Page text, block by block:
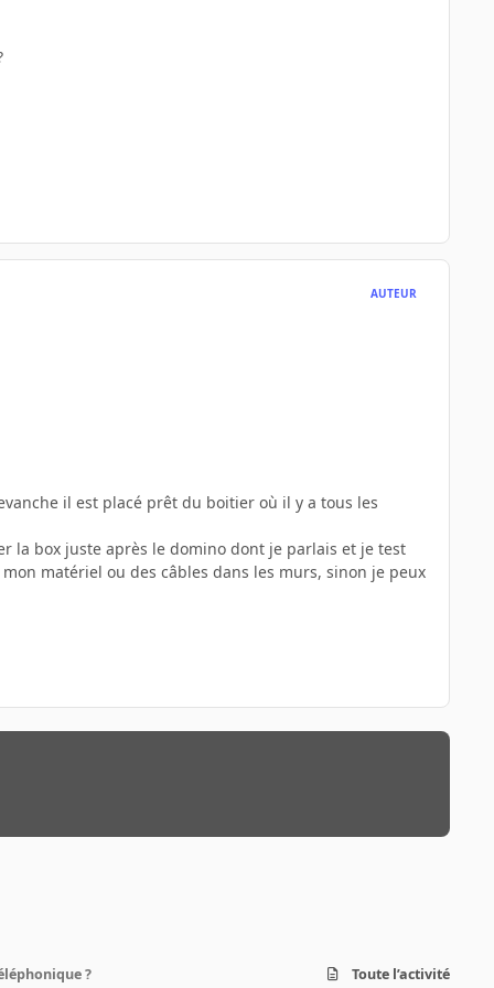
AUTEUR
il est placé prêt du boitier où il y a tous les
la box juste après le domino dont je parlais et je test
matériel ou des câbles dans les murs, sinon je peux
? Toute l’activité